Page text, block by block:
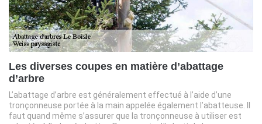
Les diverses coupes en matière d’abattage
d’arbre
L’abattage d’arbre est généralement effectué à l’aide d’une
tronçonneuse portée à la main appelée également l’abatteuse. Il
faut quand même s’assurer que la tronçonneuse à utiliser est